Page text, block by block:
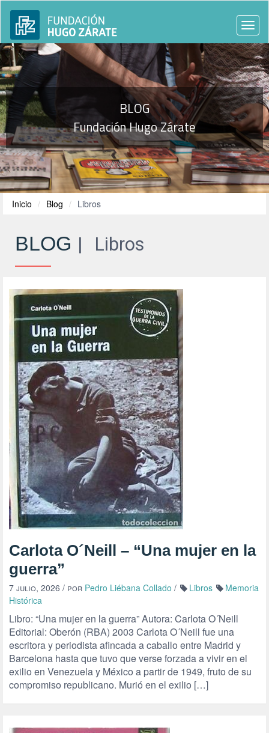
BLOG
Fundación Hugo Zárate
Inicio Blog Libros
BLOG Libros
Carlota O´Neill – “Una mujer en la
guerra”
7 julio, 2026 / por Pedro Liébana Collado / Libros
Memoria
Histórica
Libro: “Una mujer en la guerra” Autora: Carlota O´Neill
Editorial: Oberón (RBA) 2003 Carlota O´Neill fue una
escritora y periodista afincada a caballo entre Madrid y
Barcelona hasta que tuvo que verse forzada a vivir en el
exilio en Venezuela y México a partir de 1949, fruto de su
compromiso republicano. Murió en el exilio […]